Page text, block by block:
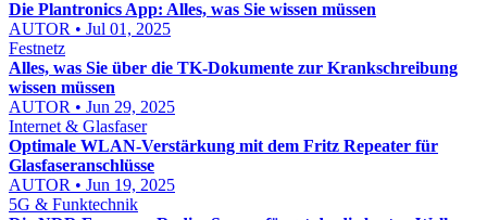
Die Plantronics App: Alles, was Sie wissen müssen
AUTOR • Jul 01, 2025
Festnetz
Alles, was Sie über die TK-Dokumente zur Krankschreibung
wissen müssen
AUTOR • Jun 29, 2025
Internet & Glasfaser
Optimale WLAN-Verstärkung mit dem Fritz Repeater für
Glasfaseranschlüsse
AUTOR • Jun 19, 2025
5G & Funktechnik